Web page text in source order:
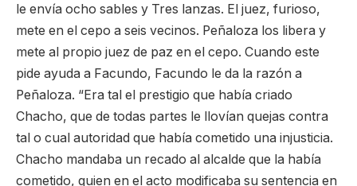
le envía ocho sables y Tres lanzas. El juez, furioso,
mete en el cepo a seis vecinos. Peñaloza los libera y
mete al propio juez de paz en el cepo. Cuando este
pide ayuda a Facundo, Facundo le da la razón a
Peñaloza. “Era tal el prestigio que había criado
Chacho, que de todas partes le llovían quejas contra
tal o cual autoridad que había cometido una injusticia.
Chacho mandaba un recado al alcalde que la había
cometido, quien en el acto modificaba su sentencia en